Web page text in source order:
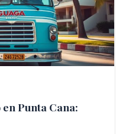
Punta Cana: